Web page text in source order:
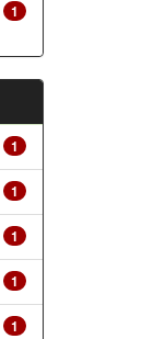
1
1
1
1
1
1